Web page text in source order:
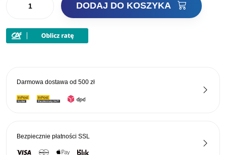
Method
Fish
Mix
DODAJ DO KOSZYKA
Darmowa dostawa od 500 zł
Bezpiecznie płatności SSL